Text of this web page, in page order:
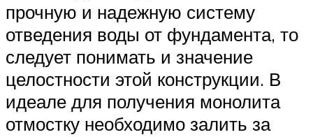
прочную и надежную систему
отведения воды от фундамента, то
следует понимать и значение
целостности этой конструкции. В
идеале для получения монолита
отмостку необходимо залить за